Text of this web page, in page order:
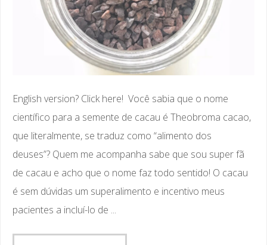
English version? Click here! Você sabia que o nome
científico para a semente de cacau é Theobroma cacao,
que literalmente, se traduz como “alimento dos
deuses”? Quem me acompanha sabe que sou super fã
de cacau e acho que o nome faz todo sentido! O cacau
é sem dúvidas um superalimento e incentivo meus
pacientes a incluí-lo de ...